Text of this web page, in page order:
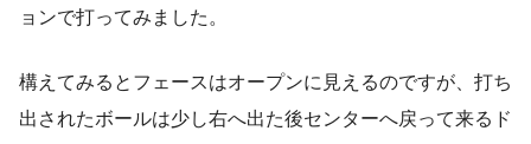
ョンで打ってみました。
構えてみるとフェースはオープンに見えるのですが、打ち
出されたボールは少し右へ出た後センターへ戻って来るド